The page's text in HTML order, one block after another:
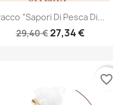
“Sapori Di Pesca Di...
29,40 €27,34 €
favorite_border